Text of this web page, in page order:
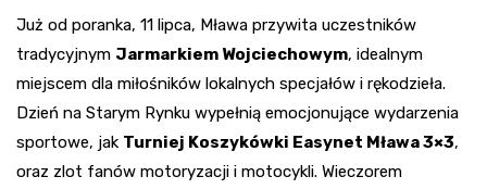
Już od poranka, 11 lipca, Mława przywita uczestników
tradycyjnym Jarmarkiem Wojciechowym, idealnym
miejscem dla miłośników lokalnych specjałów i rękodzieła.
Dzień na Starym Rynku wypełnią emocjonujące wydarzenia
sportowe, jak Turniej Koszykówki Easynet Mława 3×3,
oraz zlot fanów motoryzacji i motocykli. Wieczorem